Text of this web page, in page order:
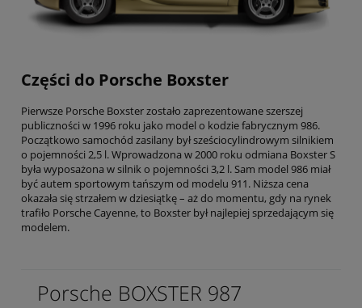
Części do Porsche Boxster
Pierwsze Porsche Boxster zostało zaprezentowane szerszej
publiczności w 1996 roku jako model o kodzie fabrycznym 986.
Początkowo samochód zasilany był sześciocylindrowym silnikiem
o pojemności 2,5 l. Wprowadzona w 2000 roku odmiana Boxster S
była wyposażona w silnik o pojemności 3,2 l. Sam model 986 miał
być autem sportowym tańszym od modelu 911. Niższa cena
okazała się strzałem w dziesiątkę – aż do momentu, gdy na rynek
trafiło Porsche Cayenne, to Boxster był najlepiej sprzedającym się
modelem.
Porsche BOXSTER 987